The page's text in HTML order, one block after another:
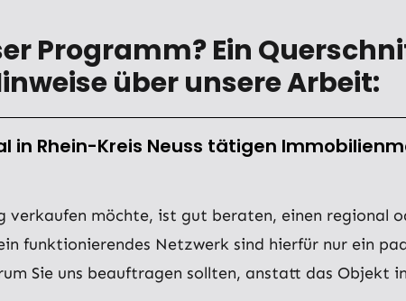
Programm? Ein
über unsere Arbeit:
Rhein-Kreis Neuss tätigen
verkaufen möchte, ist gut beraten, einen regional
funktionierendes Netzwerk sind hierfür nur ein
Sie uns beauftragen sollten, anstatt das Objekt